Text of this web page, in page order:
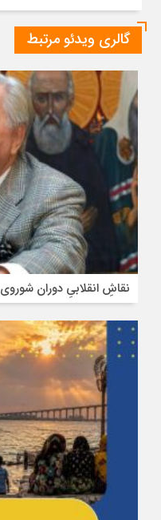
گالری ویدئو مرتبط
نقاشِ انقلابیِ دوران شوروی